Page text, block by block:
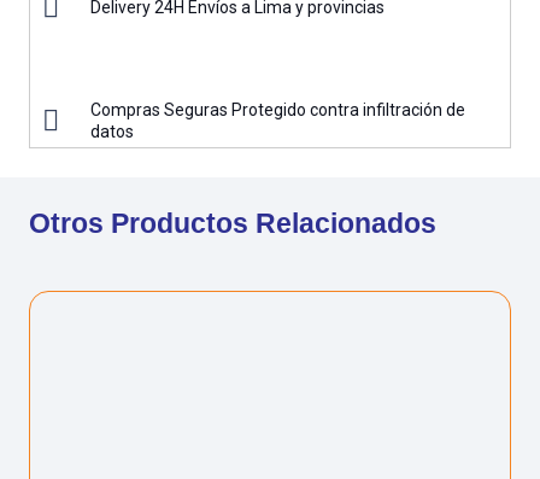
Delivery 24H Envíos a Lima y provincias
Compras Seguras Protegido contra infiltración de
datos
Otros Productos Relacionados